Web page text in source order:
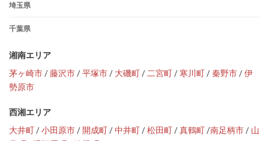
埼玉県
千葉県
湘南エリア
茅ヶ崎市/藤沢市/平塚市/ 大磯町 /二宮町 /寒川町 /秦野市/伊
勢原市
西湘エリア
大井町/小田原市/ 開成町/中井町/松田町/真鶴町/南足柄市/ 山